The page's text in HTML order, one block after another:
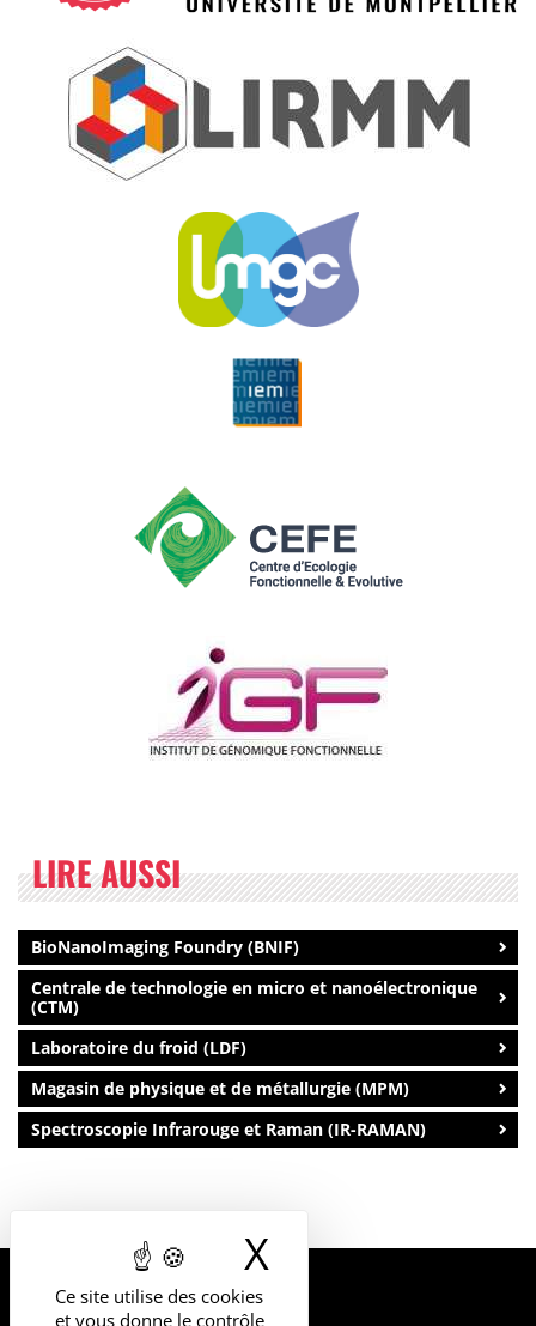
Ce site utilise des cookies
et vous donne le contrôle
X Masquer le
LIRE AUSSI
BioNanoImaging Foundry (BNIF)
Centrale de technologie en micro et nanoélectronique
(CTM)
Laboratoire du froid (LDF)
Magasin de physique et de métallurgie (MPM)
Spectroscopie Infrarouge et Raman (IR-RAMAN)
UNIVERSITÉ